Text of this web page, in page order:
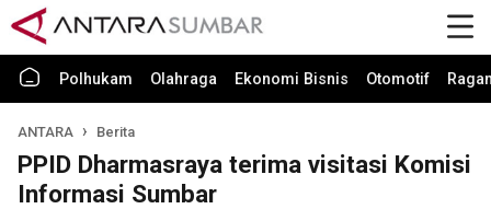
Polhukam Olahraga Ekonomi Bisnis Otomotif
ANTARA Berita
PPID Dharmasraya terima visitasi Komisi
Informasi Sumbar